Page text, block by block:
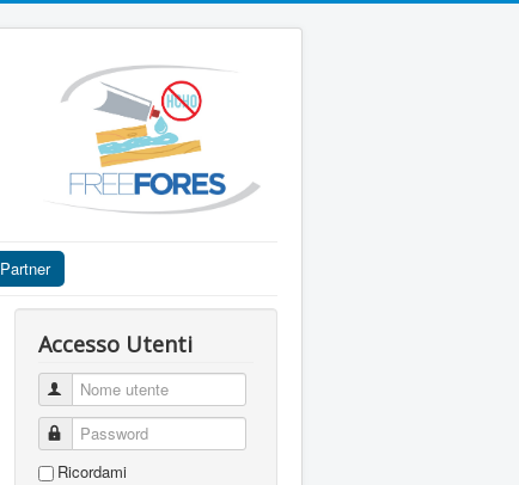
Partner
Accesso Utenti
Nome utente
Password
Ricordami